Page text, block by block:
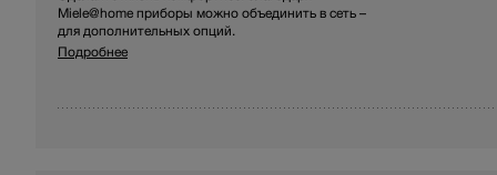
Miele@home приборы можно объединить в сеть –
для дополнительных опций.
Подробнее